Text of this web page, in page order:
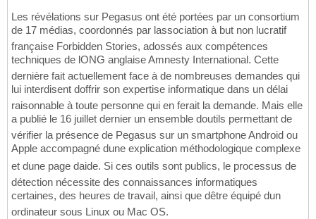
Les révélations sur Pegasus ont été portées par un consortium
de 17 médias, coordonnés par lassociation à but non lucratif
française Forbidden Stories, adossés aux compétences
techniques de lONG anglaise Amnesty International. Cette
dernière fait actuellement face à de nombreuses demandes qui
lui interdisent doffrir son expertise informatique dans un délai
raisonnable à toute personne qui en ferait la demande. Mais elle
a publié le 16 juillet dernier un ensemble doutils permettant de
vérifier la présence de Pegasus sur un smartphone Android ou
Apple accompagné dune explication méthodologique complexe
et dune page daide. Si ces outils sont publics, le processus de
détection nécessite des connaissances informatiques
certaines, des heures de travail, ainsi que dêtre équipé dun
ordinateur sous Linux ou Mac OS.